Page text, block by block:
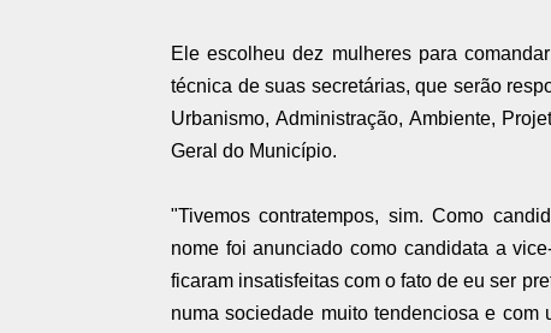
Ele escolheu dez mulheres para
técnica de suas secretárias, que serão
Urbanismo, Administração, Ambiente,
Geral do Município.
"Tivemos contratempos, sim. Como
nome foi anunciado como candidata a
ficaram insatisfeitas com o fato de eu ser
numa sociedade muito tendenciosa e